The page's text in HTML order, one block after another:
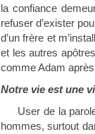
la confiance
refuser d’exister
d’un frère et
et les autres
comme Adam
Notre vie est une
User de la
hommes, surtout